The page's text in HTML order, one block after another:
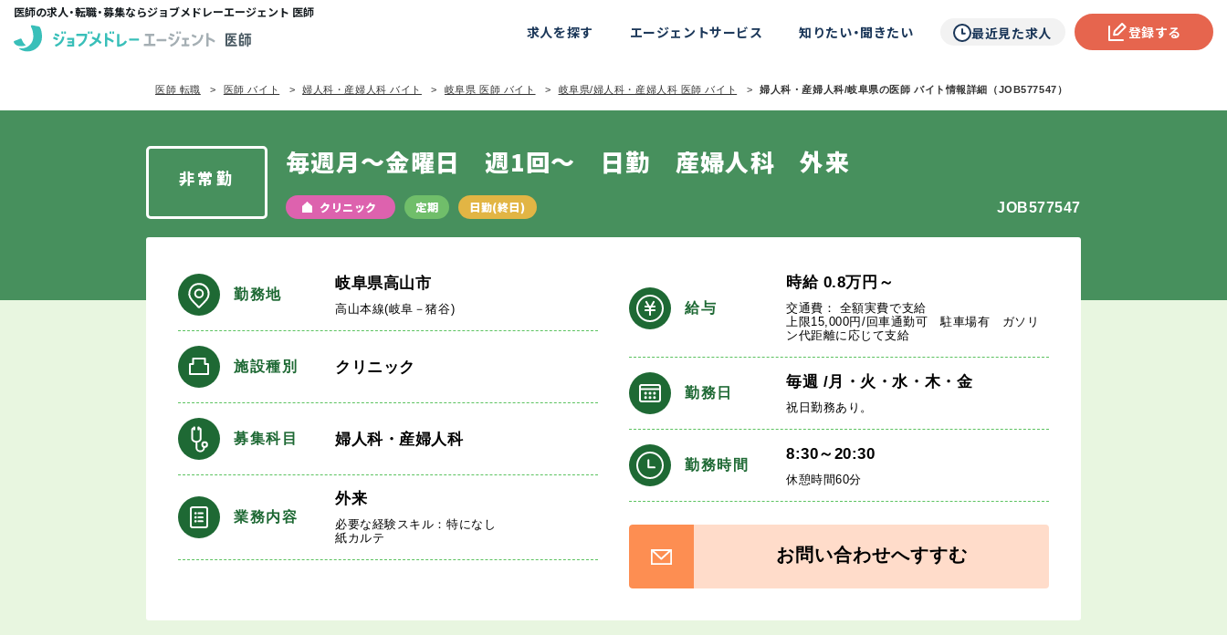
医師の求人・転職・募集ならジョブメドレーエージェント 医師
求人を探す エージェントサービス 知りたい・聞きたい 最近見た求人 登録する
医師 転職 医師 バイト 婦人科・産婦人科 バイト 岐阜県 医師 バイト 岐阜県/婦人科・産婦人科 医師 バイト 婦人科・産婦人科/岐阜県の医師 バイト情報詳細（JOB577547）
非常勤 毎週月～金曜日 週1回～ 日勤 産婦人科 外来
クリニック 定期 日勤(終日) JOB577547
勤務地
岐阜県高山市
高山本線(岐阜－猪谷)
施設種別 クリニック
募集科目 婦人科・産婦人科
業務内容
外来
必要な経験スキル：特になし
紙カルテ
給与
時給0.8万円 ～
交通費： 全額実費で支給
上限15,000円/回車通勤可 駐車場有 ガソリ
ン代距離に応じて支給
勤務日
毎週 /月・火・水・木・金
祝日勤務あり。
勤務時間
8:30～20:30
休憩時間60分
お問い合わせへすすむ